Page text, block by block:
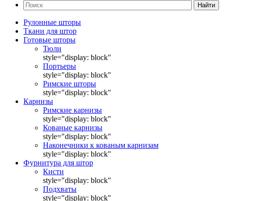
Найти
Рулонные шторы
Ткани для штор
Готовые шторы
Тюли
style="display: block"
Портьеры
style="display: block"
Римские шторы
style="display: block"
Карнизы
Римские карнизы
style="display: block"
Кованые карнизы
style="display: block"
Наконечники к кованым карнизам
style="display: block"
Фурнитура для штор
Кисти
style="display: block"
Подхваты
style="display: block"